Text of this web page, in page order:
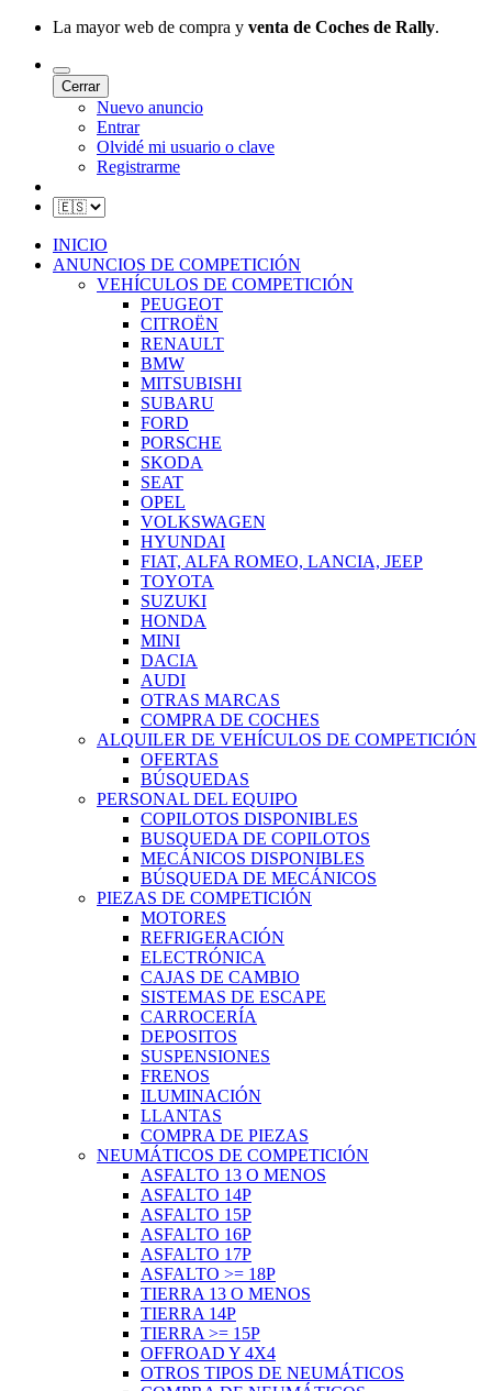
La mayor web de compra y venta de Coches de Rally.
Cerrar
Nuevo anuncio
Entrar
Olvidé mi usuario o clave
Registrarme
INICIO
ANUNCIOS DE COMPETICIÓN
VEHÍCULOS DE COMPETICIÓN
PEUGEOT
CITROËN
RENAULT
BMW
MITSUBISHI
SUBARU
FORD
PORSCHE
SKODA
SEAT
OPEL
VOLKSWAGEN
HYUNDAI
FIAT, ALFA ROMEO, LANCIA, JEEP
TOYOTA
SUZUKI
HONDA
MINI
DACIA
AUDI
OTRAS MARCAS
COMPRA DE COCHES
ALQUILER DE VEHÍCULOS DE COMPETICIÓN
OFERTAS
BÚSQUEDAS
PERSONAL DEL EQUIPO
COPILOTOS DISPONIBLES
BUSQUEDA DE COPILOTOS
MECÁNICOS DISPONIBLES
BÚSQUEDA DE MECÁNICOS
PIEZAS DE COMPETICIÓN
MOTORES
REFRIGERACIÓN
ELECTRÓNICA
CAJAS DE CAMBIO
SISTEMAS DE ESCAPE
CARROCERÍA
DEPOSITOS
SUSPENSIONES
FRENOS
ILUMINACIÓN
LLANTAS
COMPRA DE PIEZAS
NEUMÁTICOS DE COMPETICIÓN
ASFALTO 13 O MENOS
ASFALTO 14P
ASFALTO 15P
ASFALTO 16P
ASFALTO 17P
ASFALTO >= 18P
TIERRA 13 O MENOS
TIERRA 14P
TIERRA >= 15P
OFFROAD Y 4X4
OTROS TIPOS DE NEUMÁTICOS